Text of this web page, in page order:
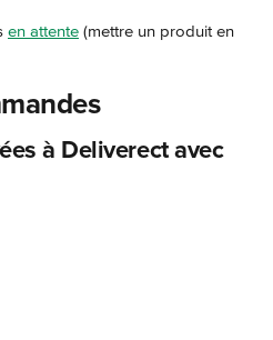
en attente (mettre un produit en
à Deliverect avec